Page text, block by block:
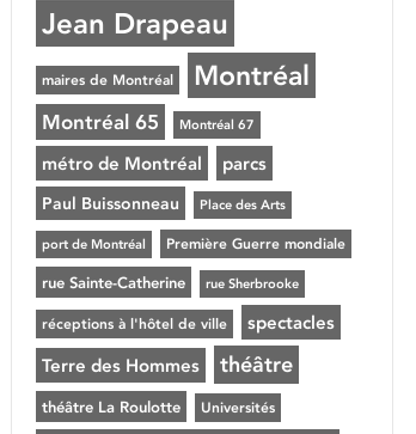
Jean Drapeau
maires de Montréal Montréal
Montréal 65 Montréal 67
métro de Montréal parcs
Paul Buissonneau Place des Arts
port de Montréal Première Guerre mondiale
rue Sainte-Catherine rue Sherbrooke
réceptions à l'hôtel de ville
spectacles
Terre des Hommes
théâtre
théâtre La Roulotte Universités